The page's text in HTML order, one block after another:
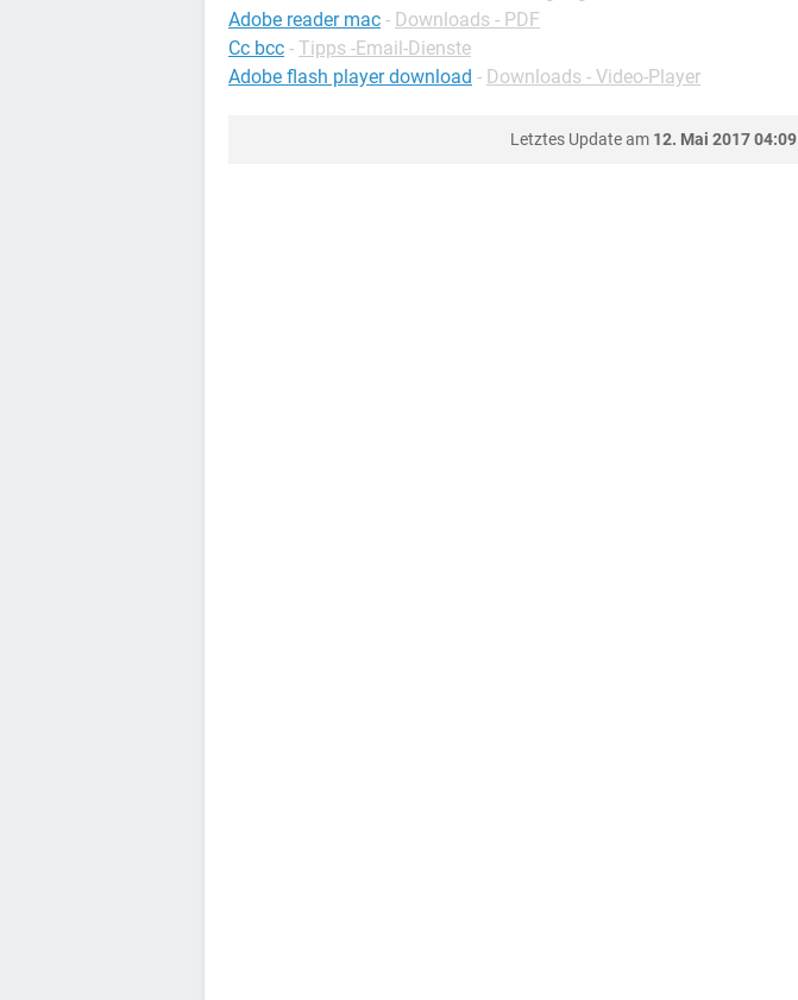
Adobe reader mac - Downloads - PDF
Cc bcc - Tipps -Email-Dienste
Adobe flash player download - Downloads - Video-Player
Letztes Update am 12. Mai 2017 04:09